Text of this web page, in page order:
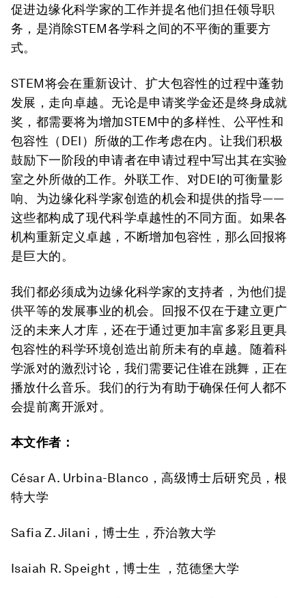
促进边缘化科学家的工作并提名他们担任领导职
务，是消除STEM各学科之间的不平衡的重要方
式。
STEM将会在重新设计、扩大包容性的过程中蓬勃
发展，走向卓越。无论是申请奖学金还是终身成就
奖，都需要将为增加STEM中的多样性、公平性和
包容性（DEI）所做的工作考虑在内。让我们积极
鼓励下一阶段的申请者在申请过程中写出其在实验
室之外所做的工作。外联工作、对DEI的可衡量影
响、为边缘化科学家创造的机会和提供的指导——
这些都构成了现代科学卓越性的不同方面。如果各
机构重新定义卓越，不断增加包容性，那么回报将
是巨大的。
我们都必须成为边缘化科学家的支持者，为他们提
供平等的发展事业的机会。回报不仅在于建立更广
泛的未来人才库，还在于通过更加丰富多彩且更具
包容性的科学环境创造出前所未有的卓越。随着科
学派对的激烈讨论，我们需要记住谁在跳舞，正在
播放什么音乐。我们的行为有助于确保任何人都不
会提前离开派对。
本文作者：
César A. Urbina-Blanco，高级博士后研究员，根
特大学
Safia Z. Jilani，博士生，乔治敦大学
Isaiah R. Speight，博士生 ，范德堡大学